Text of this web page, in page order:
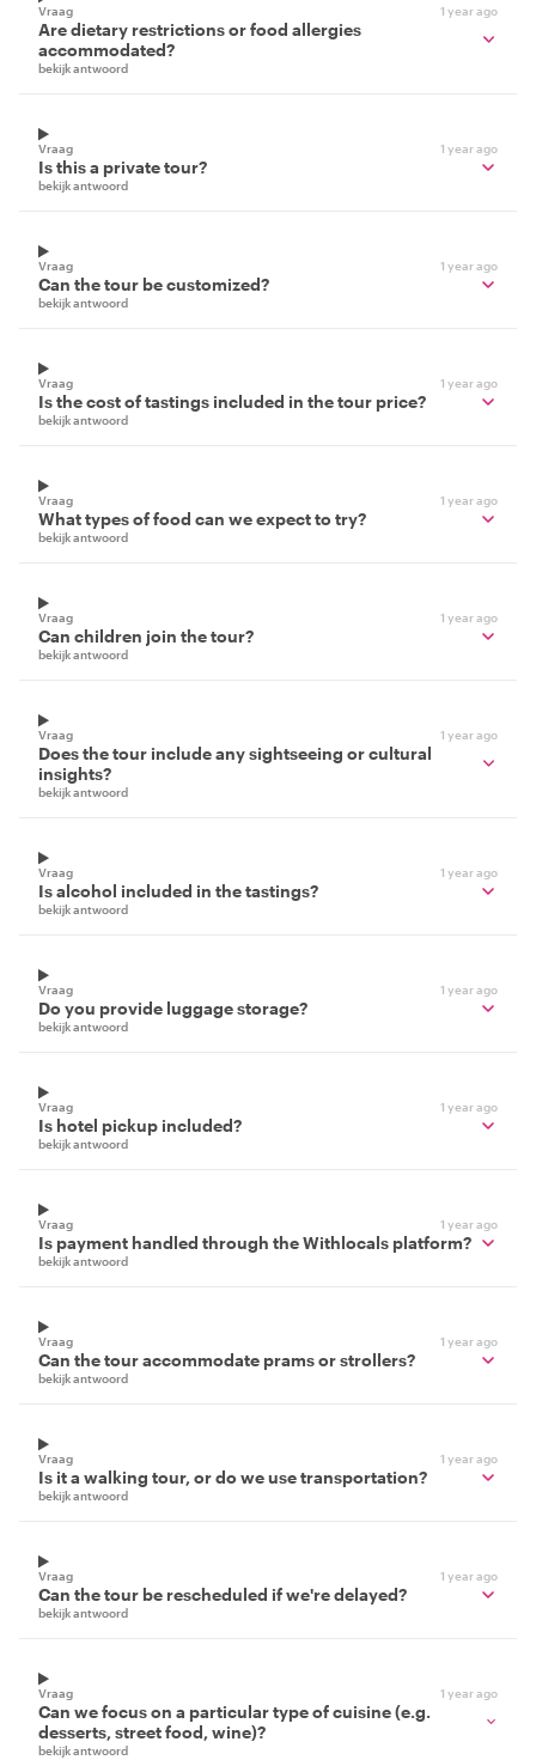
Vraag 1 year ago
Are dietary restrictions or food allergies
accommodated?
bekijk antwoord
Vraag 1 year ago
Is this a private tour?
bekijk antwoord
Vraag 1 year ago
Can the tour be customized?
bekijk antwoord
Vraag 1 year ago
Is the cost of tastings included in the tour price?
bekijk antwoord
Vraag 1 year ago
What types of food can we expect to try?
bekijk antwoord
Vraag 1 year ago
Can children join the tour?
bekijk antwoord
Vraag 1 year ago
Does the tour include any sightseeing or cultural
insights?
bekijk antwoord
Vraag 1 year ago
Is alcohol included in the tastings?
bekijk antwoord
Vraag 1 year ago
Do you provide luggage storage?
bekijk antwoord
Vraag 1 year ago
Is hotel pickup included?
bekijk antwoord
Vraag 1 year ago
Is payment handled through the Withlocals platform?
bekijk antwoord
Vraag 1 year ago
Can the tour accommodate prams or strollers?
bekijk antwoord
Vraag 1 year ago
Is it a walking tour, or do we use transportation?
bekijk antwoord
Vraag 1 year ago
Can the tour be rescheduled if we're delayed?
bekijk antwoord
Vraag 1 year ago
Can we focus on a particular type of cuisine (e.g.
desserts, street food, wine)?
bekijk antwoord